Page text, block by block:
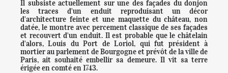
Il subsiste actuellement sur une des façades du donjon
les traces d'un enduit reproduisant un décor
d'architecture feinte et une maquette du château, non
datée, le montre avec percement classique de ses façades
et recouvert d'un enduit. Il est probable que le châtelain
d'alors, Louis du Port de Loriol, qui fut président à
mortier au parlement de Bourgogne et prévôt de la ville de
Paris, ait souhaité embellir sa demeure. Il vit sa terre
érigée en comté en 1743.